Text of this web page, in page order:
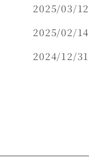
2025/03/12
2025/02/14
2024/12/31